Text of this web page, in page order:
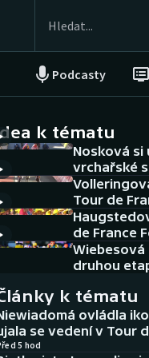
Podcasty
NEPŘEHLÉDNĚTE
Historické návraty
Aplikace ČT sport
AZ kvíz
k tématu
Nosková si
vrchařské
Tour de
de France
druhou
k tématu
ovládla
se vedení v Tour
5 hod